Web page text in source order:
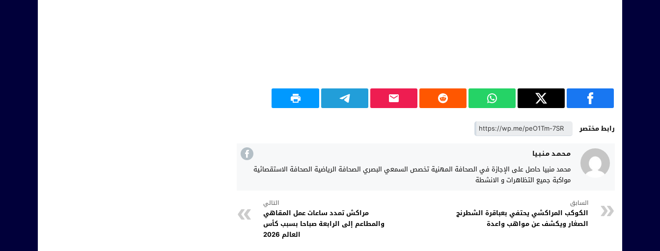
رابط مختصر
مـحـمـد مـنـبـيا
محمد منبيا حاصل على الإجازة في الصحافة المهنية تخصص السمعي البصري الصحافة الرياضية الصحافة الاستقصائية
مواكبة جميع التظاهرات و الانشطة
السابق
الكوكب المراكشي يحتفي بعباقرة الشطرنج
الصغار ويكشف عن مواهب واعدة
التالي
مراكش تمدد ساعات عمل المقاهي
والمطاعم إلى الرابعة صباحا بسبب كأس
العالم 2026